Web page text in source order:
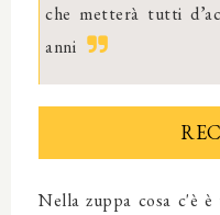
che metterà tutti
anni
Nella zuppa cosa c'è